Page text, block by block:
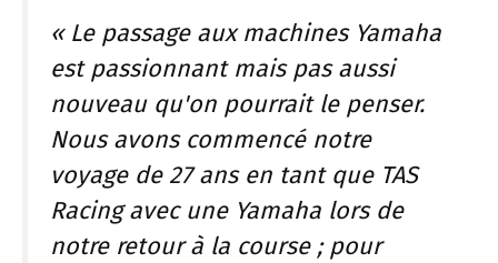
« Le passage aux machines Yamaha
est passionnant mais pas aussi
nouveau qu'on pourrait le penser.
Nous avons commencé notre
voyage de 27 ans en tant que TAS
Racing avec une Yamaha lors de
notre retour à la course ; pour